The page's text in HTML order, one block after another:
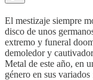
El mestizaje siempre
disco de unos
extremo y funeral
demoledor y
Metal de este año, en
género en sus variados